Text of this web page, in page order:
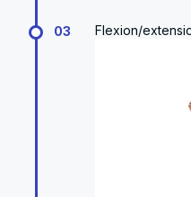
03 Flexion/